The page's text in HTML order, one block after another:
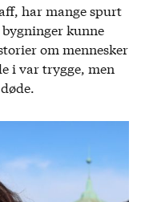
har mange spurt
bygninger kunne
om mennesker
i var trygge, men